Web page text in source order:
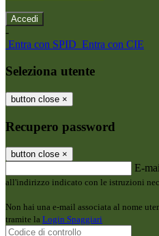
-
Entra con SPID Entra con CIE
Seleziona utente
button close ×
Recupero password
button close ×
E-
all'indirizzo indicato con le istruzioni
Non hai una e-mail associata al nome
tramite la Login Spaggiari